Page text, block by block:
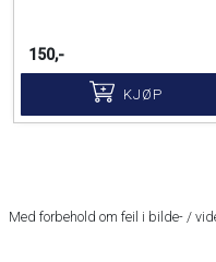
150,-
KJØP
Med forbehold om feil i bilde- /